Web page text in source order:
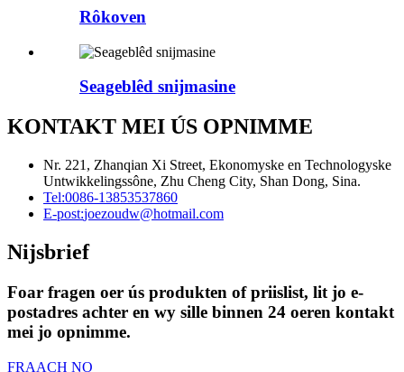
Rôkoven
Seageblêd snijmasine
KONTAKT MEI ÚS OPNIMME
Nr. 221, Zhanqian Xi Street, Ekonomyske en Technologyske
Untwikkelingssône, Zhu Cheng City, Shan Dong, Sina.
Tel:0086-13853537860
E-post:joezoudw@hotmail.com
Nijsbrief
Foar fragen oer ús produkten of priislist, lit jo e-
postadres achter en wy sille binnen 24 oeren kontakt
mei jo opnimme.
FRAACH NO